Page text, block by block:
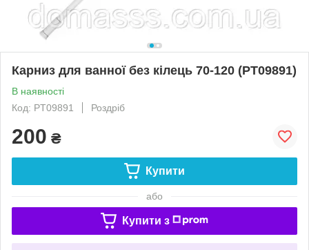
Карниз для ванної без кілець 70-120 (PT09891)
В наявності
Код: PT09891
Роздріб
200 ₴
Купити
або
Купити з